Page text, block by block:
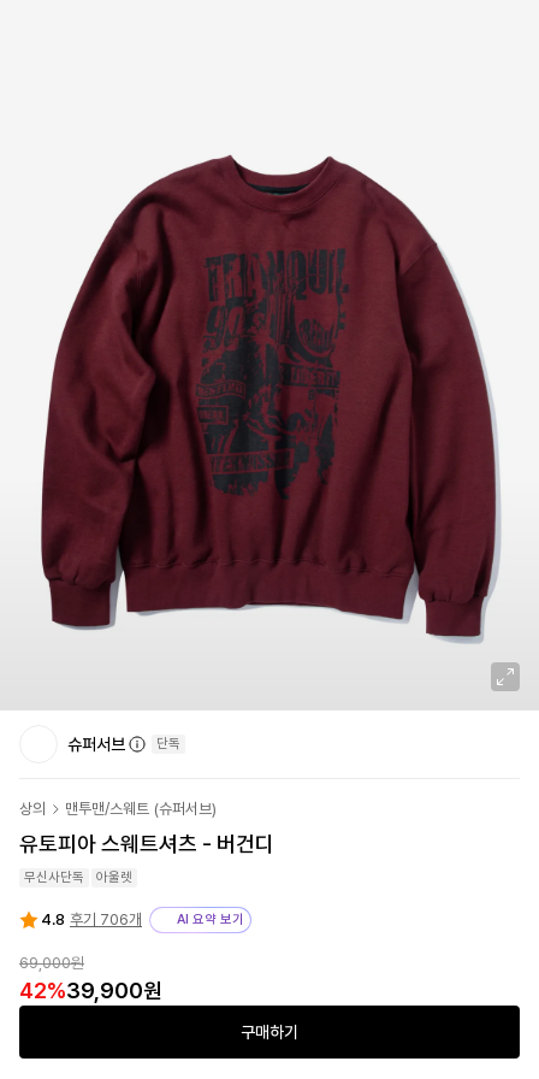
슈퍼서브 단독
상의 맨투맨/스웨트 (슈퍼서브)
유토피아 스웨트셔츠 - 버건디
무신사단독 아울렛
4.8 후기 706개 AI 요약 보기
69,000원
42%39,900원
구매하기